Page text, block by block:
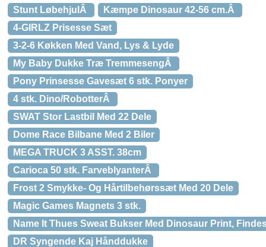
Stunt LøbehjulÂ
Kæmpe Dinosaur 42-56 cm.Â
4-GIRLZ Prisesse Sæt
3-2-6 Køkken Med Vand, Lys & Lyde
My Baby Dukke Træ TremmesengÂ
Pony Prinsesse Gavesæt 6 stk. Ponyer
4 stk. Dino/RobotterÂ
SWAT Stor Lastbil Med 22 Dele
Dome Race Bilbane Med 2 Biler
MEGA TRUCK 3 ASST. 38cm
Carioca 50 stk. FarveblyanterÂ
Frost 2 Smykke- Og Hårtilbehørssæt Med 20 Dele
Magic Games Magnets 3 stk.
Name It Thues Sweat Bukser Med Dinosaur Print,
DR Syngende Kaj Hånddukke